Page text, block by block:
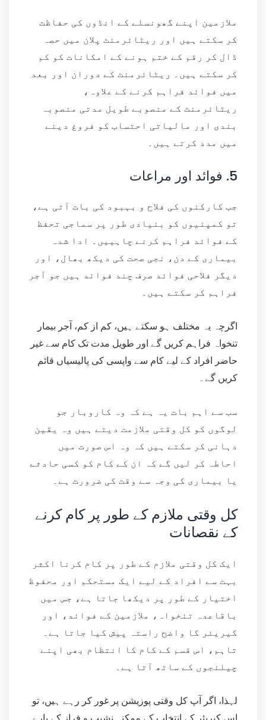
ملازمین اپنے گھونسلے کے انڈوں کی حفاظت
کر سکتے ہیں اور ریٹائرمنٹ پلان میں حصہ
ڈال کر رقم کے ختم ہونے کے امکانات کو کم
کر سکتے ہیں۔ ریٹائرمنٹ کے دوران اور بعد
میں فوائد فراہم کرنے کے علاوہ،
ریٹائرمنٹ کے منصوبے طویل مدتی منصوبہ
بندی اور مالیاتی احتساب کو فروغ دینے
میں مدد کرتے ہیں۔
5. فوائد اور مراعات
جب کارکنوں کی فلاح و بہبود کی بات آتی ہے،
تو کمپنیوں کو بنیادی طور پر سماجی تحفظ
کے فوائد فراہم کرنے چاہییں۔ ادا شدہ
بیماری کے دن، نجی صحت کی دیکھ بھال، اور
دیگر فلاحی فوائد صرف چند فوائد ہیں جو آجر
فراہم کر سکتے ہیں۔
اگرچہ یہ مختلف ہو سکتے ہیں، کم از کم، آجر بیمار
تنخواہ فراہم کریں گے اور طویل مدت تک کام سے غیر
حاضر افراد کے لیے کام سے واپسی کی پالیسیاں قائم
کریں گے۔
سب سے اہم بات یہ ہے کہ وہ کاروبار جو
لوگوں کو کل وقتی ملازمت دیتے ہیں وہ یقین
دہانی کر سکتے ہیں کہ وہ اس صورت میں
احاطہ کر لیں گے کہ ان کے کام کو کسی حادثے
یا بیماری کی وجہ سے وقت کی ضرورت ہے۔
کل وقتی ملازم کے طور پر کام کرنے
کے نقصانات
ایک کل وقتی ملازم کے طور پر کام کرنا اکثر
بہت سے افراد کے لیے ایک مستحکم اور محفوظ
اختیار کے طور پر دیکھا جاتا ہے، جس میں
باقاعدہ تنخواہ، ملازمین کے فوائد، اور
کیریئر کا واضح راستہ پیش کیا جاتا ہے۔
تاہم، اس قسم کے کام کا انتظام بھی اپنے
چیلنجوں کے ساتھ آتا ہے۔
لہذا، اگر آپ کل وقتی پوزیشن پر غور کر رہے ہیں، تو